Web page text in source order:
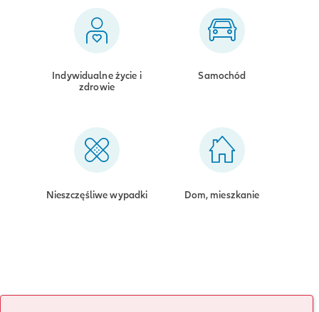
Indywidualne życie i
zdrowie
Samochód
Nieszczęśliwe wypadki Dom, mieszkanie